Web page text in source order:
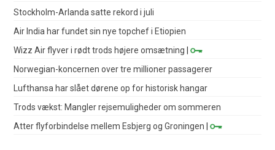
Stockholm-Arlanda satte rekord i juli
Air India har fundet sin nye topchef i Etiopien
Wizz Air flyver i rødt trods højere omsætning |
Norwegian-koncernen over tre millioner passagerer
Lufthansa har slået dørene op for historisk hangar
Trods vækst: Mangler rejsemuligheder om sommeren
Atter flyforbindelse mellem Esbjerg og Groningen |